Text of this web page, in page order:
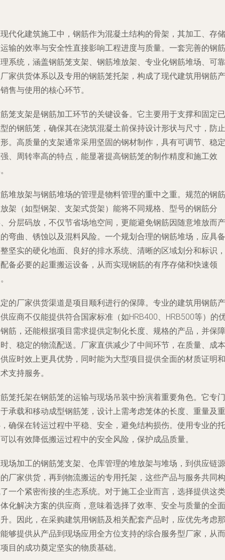
代化建筑施工中，钢筋作为混凝土结构的骨架，其加工、存储
输的效率与安全性直接影响工程进度与质量。一套完善的钢筋
系统，涵盖钢筋笼支架、钢筋堆放架、专业化钢筋堆场、可靠
家供货体系以及专用的钢筋笼托架，构成了现代建筑用钢筋产
售与使用的核心环节。
笼支架是钢筋加工环节的关键设备。它主要用于支撑和固定已
的钢筋笼，确保其在浇筑混凝土前保持设计形状与尺寸，防止
。高质量的支架通常采用坚固的钢材制作，具有可调节、稳定
、周转率高的特点，能显著提高钢筋笼的制作精度和施工效
堆放架与钢筋堆场的管理是物料管理的重中之重。规范的钢筋
架（如型钢架、支架式货架）能将不同规格、型号的钢筋分
分层码放，不仅节省场地空间，更能避免钢筋因随意堆放而产
弯曲、锈蚀以及混料风险。一个规划合理的钢筋堆场，应具备
坚实的硬化地面、良好的排水系统、清晰的区域划分和标识，
备必要的起重搬运设备，从而实现钢筋的有序存储和快速领
的厂家供货渠道是项目顺利进行的保障。专业的建筑用钢筋产
应商不仅能提供符合国家标准（如HRB400、HRB500等）的
筋，还能根据项目需求提供定制化长度、规格的产品，并保障
、稳定的物流配送。厂家直供减少了中间环节，在质量、成本
应时效上更具优势，同时能为大型项目提供全面的材质证明和
支持服务。
笼托架在钢筋笼的运输与现场吊装中扮演着重要角色。它专门
承载和移动成型钢筋笼，设计上需考虑笼体的长度、重量及重
确保在转运过程中平稳、安全，避免结构损伤。使用专业的托
以有效降低搬运过程中的安全风险，保护成品质量。
场加工的钢筋笼支架、仓库管理的堆放架与堆场，到供应链源
厂家供货，再到物流搬运的专用托架，这些产品与服务共同构
一个紧密衔接的生态系统。对于施工企业而言，选择提供这类
化解决方案的供应商，意味着选择了效率、安全与质量的全面
。因此，在采购建筑用钢筋及相关配套产品时，应优先考虑那
够提供从产品到现场应用全方位支持的综合服务型厂家，从而
目的成功奠定坚实的物质基础。